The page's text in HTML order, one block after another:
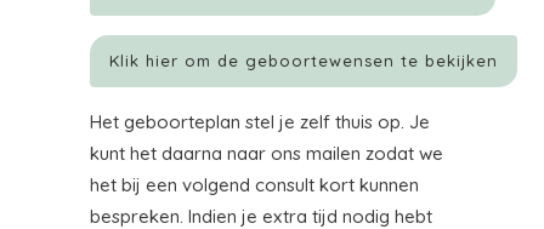
Klik hier om de geboortewensen te bekijken
Het geboorteplan stel je zelf thuis op. Je
kunt het daarna naar ons mailen zodat we
het bij een volgend consult kort kunnen
bespreken. Indien je extra tijd nodig hebt